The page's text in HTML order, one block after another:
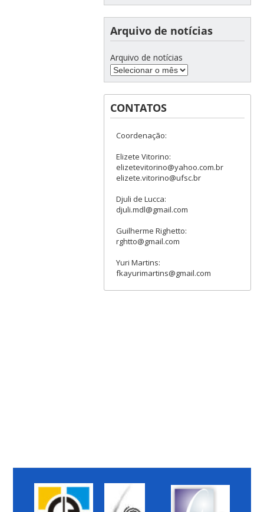
Arquivo de notícias
Arquivo de notícias
CONTATOS
Coordenação:
Elizete Vitorino:
elizetevitorino@yahoo.com.br
elizete.vitorino@ufsc.br
Djuli de Lucca:
djuli.mdl@gmail.com
Guilherme Righetto:
rghtto@gmail.com
Yuri Martins:
fkayurimartins@gmail.com